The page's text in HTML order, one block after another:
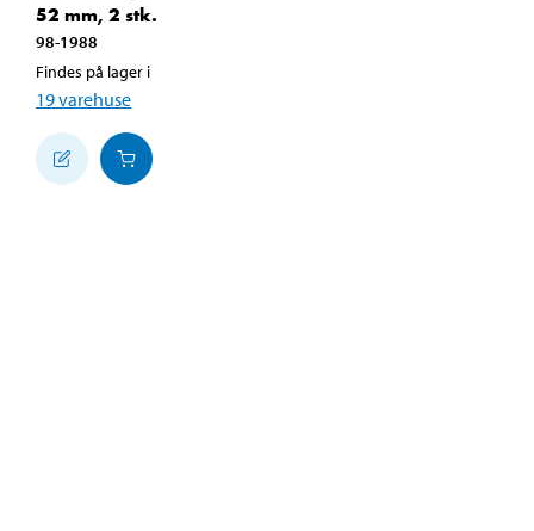
52 mm, 2 stk.
98-1988
Findes på lager i
19varehuse